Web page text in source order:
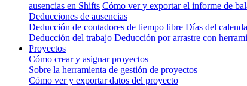
ausencias en Shifts Cómo ver y exportar el informe de
Deducciones de ausencias
Deducción de contadores de tiempo libre Días del
Deducción del trabajo Deducción por arrastre con
Proyectos
Cómo crear y asignar proyectos
Sobre la herramienta de gestión de proyectos
Cómo ver y exportar datos del proyecto